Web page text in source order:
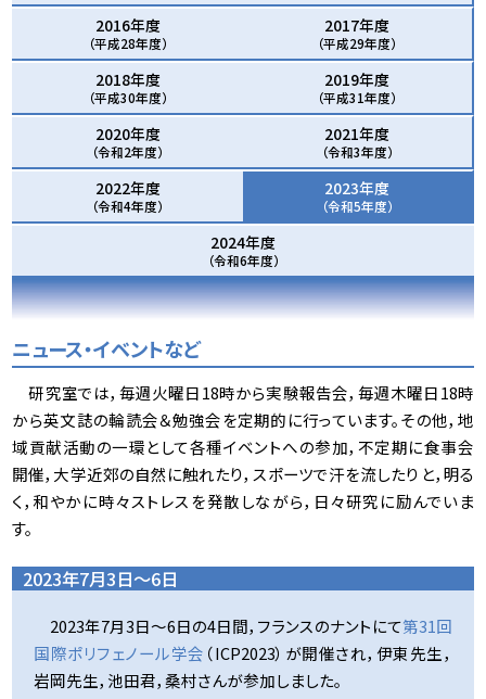
2016年度
（平成28年度）
2017年度
（平成29年度）
2018年度
（平成30年度）
2019年度
（平成31年度）
2020年度
（令和2年度）
2021年度
（令和3年度）
2022年度
（令和4年度）
2023年度
（令和5年度）
2024年度
（令和6年度）
ニュース・イベントなど
研究室では，毎週火曜日18時から実験報告会，毎週木曜日18時
から英文誌の輪読会＆勉強会を定期的に行っています。その他，地
域貢献活動の一環として各種イベントへの参加，不定期に食事会
開催，大学近郊の自然に触れたり，スポーツで汗を流したりと，明る
く，和やかに時々ストレスを発散しながら，日々研究に励んでいま
す。
2023年7月3日～6日
2023年7月3日～6日の4日間，フランスのナントにて第31回
国際ポリフェノール学会 （ICP2023）が開催され，伊東先生，
岩岡先生，池田君，桑村さんが参加しました。